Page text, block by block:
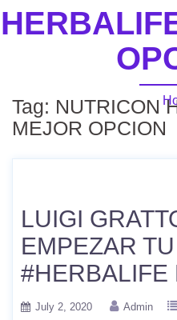
Tag: NUTRICON
MEJOR OPCION
LUIGI
EMPEZAR
#HERBALIFE
July 2, 2020 Admin